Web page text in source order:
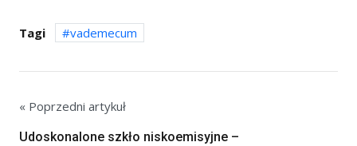
Tagi vademecum
« Poprzedni artykuł
Udoskonalone szkło niskoemisyjne –